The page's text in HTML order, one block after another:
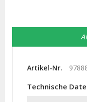
Artikel-Nr.
Technische